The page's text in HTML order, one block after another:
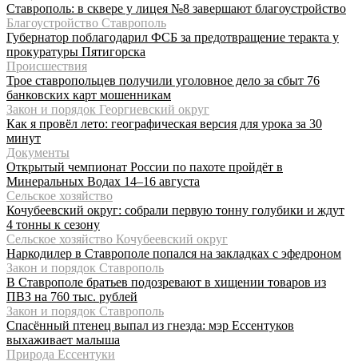
Ставрополь: в сквере у лицея №8 завершают благоустройство
Благоустройство Ставрополь
Губернатор поблагодарил ФСБ за предотвращение теракта у
прокуратуры Пятигорска
Происшествия
Трое ставропольцев получили уголовное дело за сбыт 76
банковских карт мошенникам
Закон и порядок Георгиевский округ
Как я провёл лето: географическая версия для урока за 30
минут
Документы
Открытый чемпионат России по пахоте пройдёт в
Минеральных Водах 14–16 августа
Сельское хозяйство
Кочубеевский округ: собрали первую тонну голубики и ждут
4 тонны к сезону
Сельское хозяйство Кочубеевский округ
Наркодилер в Ставрополе попался на закладках с эфедроном
Закон и порядок Ставрополь
В Ставрополе братьев подозревают в хищении товаров из
ПВЗ на 760 тыс. рублей
Закон и порядок Ставрополь
Спасённый птенец выпал из гнезда: мэр Ессентуков
выхаживает малыша
Природа Ессентуки